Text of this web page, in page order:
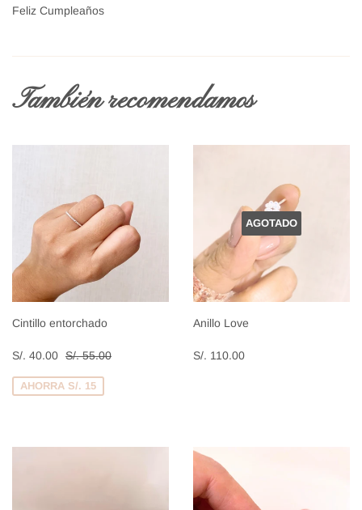
Feliz Cumpleaños
También recomendamos
Cintillo entorchado
Precio
de
venta
S/. 40.00 S/.
40.00
Precio habitual
S/. 55.00
AHORRA S/. 15
AGOTADO
Anillo Love
Precio
habitual
S/. 110.00